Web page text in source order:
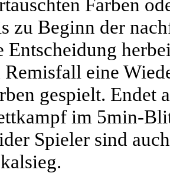
zu Beginn der
Entscheidung
Remisfall eine
gespielt. Endet
im 5min-
Spieler sind